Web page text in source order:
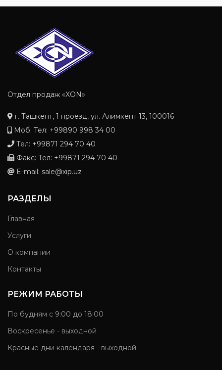
Отдел продаж «XON»
г. Ташкент, 1 проезд, ул. Алимкент 13, 100016
Моб: Тел: +99890 998 34 00
Тел: +99871 294 70 40
Факс: Тел: +99871 294 70 40
E-mail: sale@xip.uz
РАЗДЕЛЫ
Главная
Услуги
О компании
Контакты
РЕЖИМ РАБОТЫ
По будням с 9:00 до 18:00
Воскресенье - выходной
Красные дни календаря - выходной